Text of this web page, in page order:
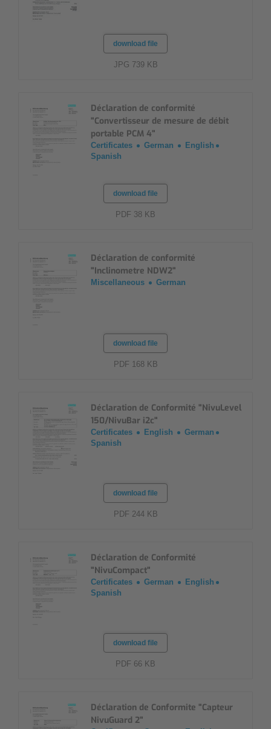
download file
JPG 739 KB
Déclaration de conformité
"Convertisseur de mesure de débit
portable PCM 4"
Certificates German
English
Spanish
download file
PDF 38 KB
Déclaration de conformité
"Inclinometre NDW2"
Miscellaneous German
download file
PDF 168 KB
Déclaration de Conformité "NivuLevel
150/NivuBar i2c"
Certificates English
German
Spanish
download file
PDF 244 KB
Déclaration de Conformité
"NivuCompact"
Certificates German
English
Spanish
download file
PDF 66 KB
Déclaration de Conformite "Capteur
NivuGuard 2"